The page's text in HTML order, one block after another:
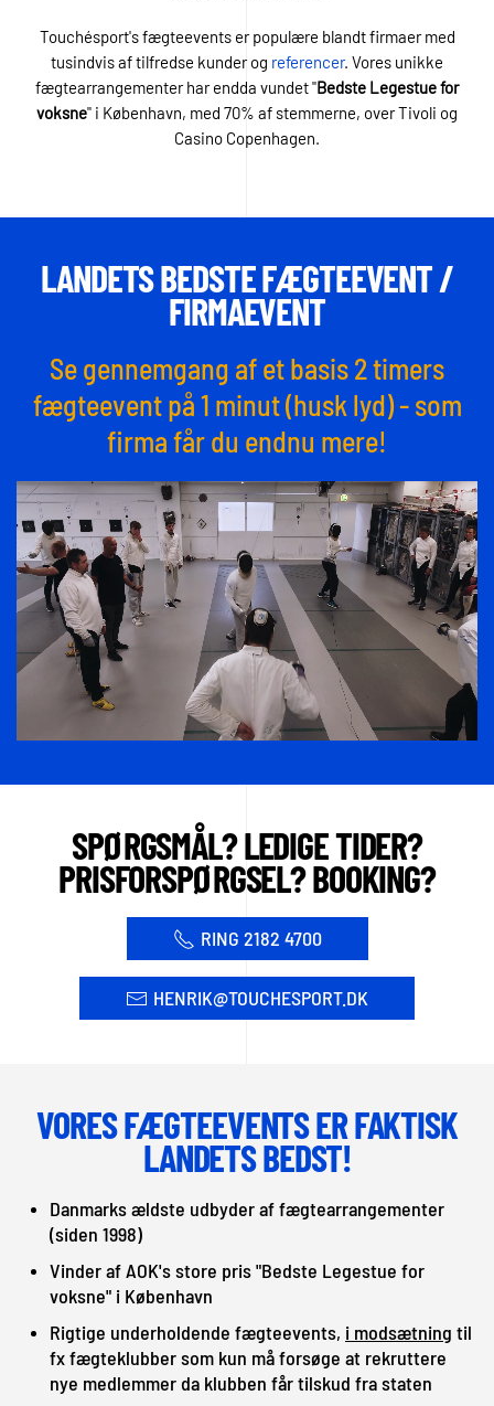
Touchésport's fægteevents er populære blandt firmaer med
tusindvis af tilfredse kunder og referencer. Vores unikke
fægtearrangementer har endda vundet "Bedste Legestue for
voksne" i København, med 70% af stemmerne, over Tivoli og
Casino Copenhagen.
LANDETS BEDSTE FÆGTEEVENT /
FIRMAEVENT
Se gennemgang af et basis 2 timers
fægteevent på 1 minut (husk lyd) - som
firma får du endnu mere!
SPØRGSMÅL? LEDIGE TIDER?
PRISFORSPØRGSEL? BOOKING?
RING 2182 4700
HENRIK@TOUCHESPORT.DK
VORES FÆGTEEVENTS ER FAKTISK
LANDETS BEDST!
Danmarks ældste udbyder af fægtearrangementer
(siden 1998)
Vinder af AOK's store pris "Bedste Legestue for
voksne" i København
Rigtige underholdende fægteevents, i modsætning til
fx fægteklubber som kun må forsøge at rekruttere
nye medlemmer da klubben får tilskud fra staten